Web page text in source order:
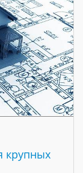
крупных